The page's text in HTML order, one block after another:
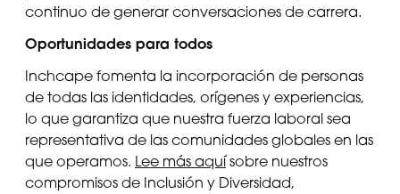
continuo de generar conversaciones de carrera.
Oportunidades para todos
Inchcape fomenta la incorporación de personas
de todas las identidades, orígenes y experiencias,
lo que garantiza que nuestra fuerza laboral sea
representativa de las comunidades globales en las
que operamos. Lee más aquísobre nuestros
compromisos de Inclusión y Diversidad,